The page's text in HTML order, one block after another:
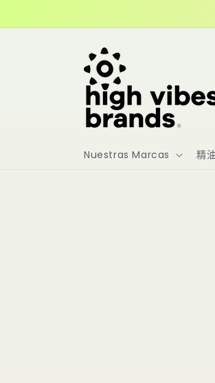
Nuestras Marcas 精油